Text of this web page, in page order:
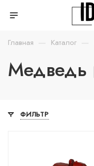
Главная — Каталог —
Медведь
ФИЛЬТР